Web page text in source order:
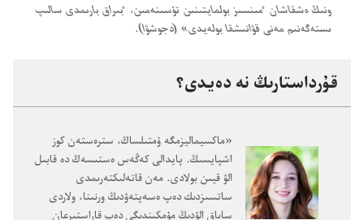
ونىڭ ە‌شقاشان ٴ‌مىنسىز بولمايتىنىن تۇ‌سىنە‌مىن،‏ ٴ‌بىراق بارىمدى سالىپ
ىستە‌گە‌نىم مە‌نى قۋانىشقا بولە‌يدى» (‏دجوشۋا)‏.‏
قۇ‌رداستارىڭ نە دە‌يدى؟‏
‏«ماكسيماليزمگە ۇ‌متىلساڭ،‏ سترە‌ستە‌ن كوز
اشپايسىڭ.‏ پايدالى كە‌ڭە‌س ە‌ستىسە‌ڭ دە قابىل
الۋ قيىن بولادى.‏ مە‌ن قاتە‌لىكتە‌رىمدى
ساتسىزدىك دە‌پ ە‌سە‌پتە‌ۋدىڭ ورنىنا،‏ ولاردى